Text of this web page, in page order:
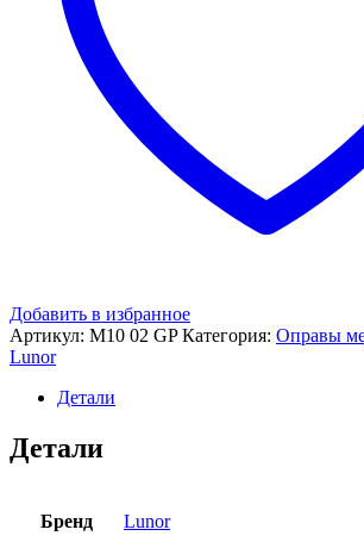
Добавить в избранное
Артикул: M10 02 GP Категория: Оправы
Lunor
Детали
Детали
Бренд Lunor